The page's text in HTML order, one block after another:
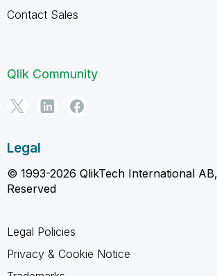
Contact Sales
Qlik Community
Legal
© 1993-2026 QlikTech International
Reserved
Legal Policies
Privacy & Cookie Notice